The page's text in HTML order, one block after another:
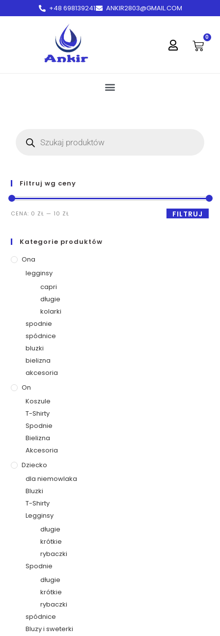
+48 698139241 ANKIR2803@GMAIL.COM
0
Filtruj wg ceny
FILTRUJ
CENA: 0 ZŁ — 10 ZŁ
Kategorie produktów
Ona
legginsy
capri
długie
kolarki
spodnie
spódnice
bluzki
bielizna
akcesoria
On
Koszule
T-Shirty
Spodnie
Bielizna
Akcesoria
Dziecko
dla niemowlaka
Bluzki
T-Shirty
Legginsy
długie
krótkie
rybaczki
Spodnie
długie
krótkie
rybaczki
spódnice
Bluzy i sweterki